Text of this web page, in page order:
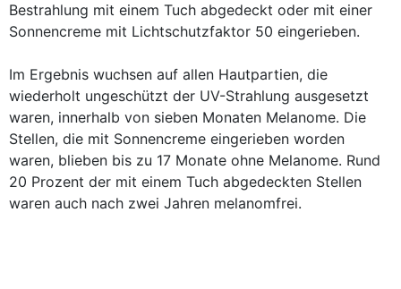
Bestrahlung mit einem Tuch abgedeckt oder mit einer
Sonnencreme mit Lichtschutzfaktor 50 eingerieben.
Im Ergebnis wuchsen auf allen Hautpartien, die
wiederholt ungeschützt der UV-Strahlung ausgesetzt
waren, innerhalb von sieben Monaten Melanome. Die
Stellen, die mit Sonnencreme eingerieben worden
waren, blieben bis zu 17 Monate ohne Melanome. Rund
20 Prozent der mit einem Tuch abgedeckten Stellen
waren auch nach zwei Jahren melanomfrei.